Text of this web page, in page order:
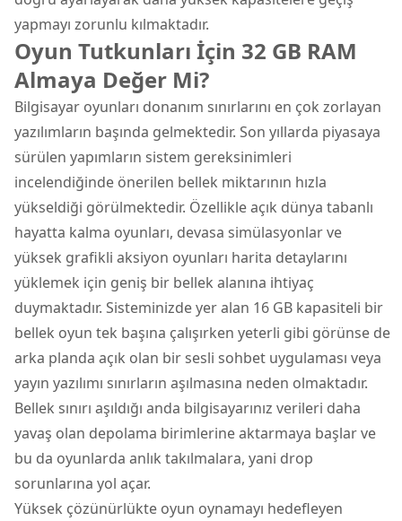
yapmayı zorunlu kılmaktadır.
Oyun Tutkunları İçin 32 GB RAM
Almaya Değer Mi?
Bilgisayar oyunları donanım sınırlarını en çok zorlayan
yazılımların başında gelmektedir. Son yıllarda piyasaya
sürülen yapımların sistem gereksinimleri
incelendiğinde önerilen bellek miktarının hızla
yükseldiği görülmektedir. Özellikle açık dünya tabanlı
hayatta kalma oyunları, devasa simülasyonlar ve
yüksek grafikli aksiyon oyunları harita detaylarını
yüklemek için geniş bir bellek alanına ihtiyaç
duymaktadır. Sisteminizde yer alan 16 GB kapasiteli bir
bellek oyun tek başına çalışırken yeterli gibi görünse de
arka planda açık olan bir sesli sohbet uygulaması veya
yayın yazılımı sınırların aşılmasına neden olmaktadır.
Bellek sınırı aşıldığı anda bilgisayarınız verileri daha
yavaş olan depolama birimlerine aktarmaya başlar ve
bu da oyunlarda anlık takılmalara, yani drop
sorunlarına yol açar.
Yüksek çözünürlükte oyun oynamayı hedefleyen